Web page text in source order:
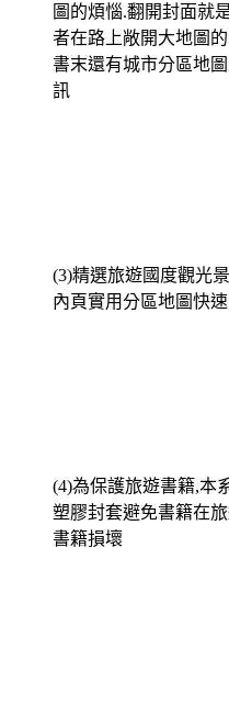
圖的煩惱.翻開封面就
者在路上敞開大地圖
書末還有城市分區地
訊
(3)精選旅遊國度觀光
內頁實用分區地圖快
(4)為保護旅遊書籍,本
塑膠封套避免書籍在
書籍損壞